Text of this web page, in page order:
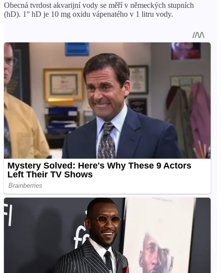
Obecná tvrdost akvarijní vody se měří v německých stupních
(hD). 1° hD je 10 mg oxidu vápenatého v 1 litru vody.